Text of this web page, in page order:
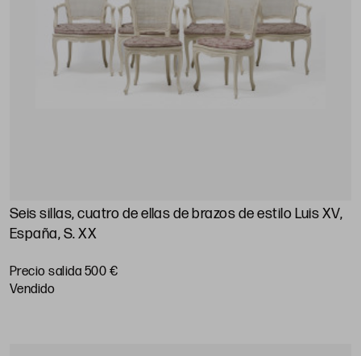
Seis sillas, cuatro de ellas de brazos de estilo Luis XV,
España, S. XX
Precio salida 500 €
vendido